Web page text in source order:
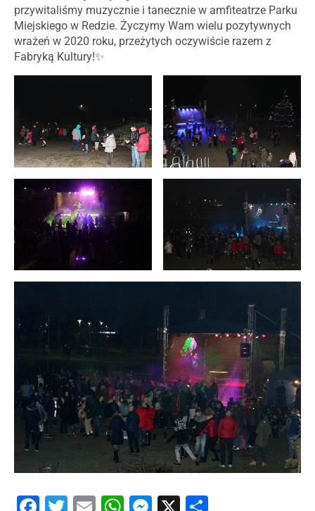
przywitaliśmy muzycznie i tanecznie w amfiteatrze Parku
Miejskiego w Redzie. Życzymy Wam wielu pozytywnych
wrażeń w 2020 roku, przeżytych oczywiście razem z
Fabryką Kultury!✨